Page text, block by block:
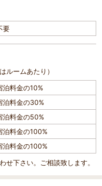
要
ルームあたり）
泊料金の10%
泊料金の30%
泊料金の50%
泊料金の100%
泊料金の100%
せ下さい。ご相談致します。